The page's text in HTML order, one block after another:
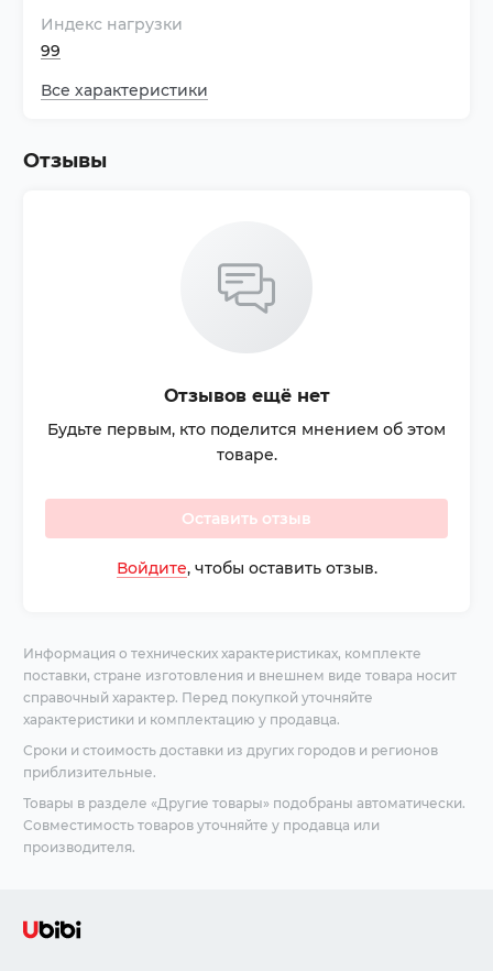
Индекс нагрузки
99
Все характеристики
Отзывы
Отзывов ещё нет
Будьте первым, кто поделится мнением об этом
товаре.
Оставить отзыв
Войдите, чтобы оставить отзыв.
Информация о технических характеристиках, комплекте
поставки, стране изготовления и внешнем виде товара носит
справочный характер. Перед покупкой уточняйте
характеристики и комплектацию у продавца.
Сроки и стоимость доставки из других городов и регионов
приблизительные.
Товары в разделе «Другие товары» подобраны автоматически.
Совместимость товаров уточняйте у продавца или
производителя.